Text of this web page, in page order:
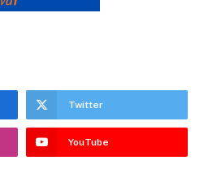
Twitter
YouTube